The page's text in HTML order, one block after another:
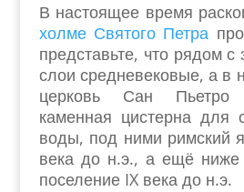
В настоящее время
холме Святого Петра
представьте, что рядом с
слои средневековые, а в
церковь Сан Пьетро
каменная цистерна для
воды, под ними римский
века до н.э., а ещё ниже
поселение IX века до н.э.